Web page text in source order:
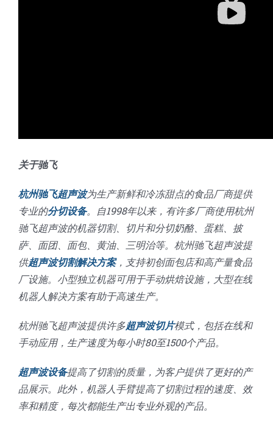
关于驰飞
杭州驰飞超声波为生产新鲜和冷冻甜点的食品厂商提供
专业的分切设备。自1998年以来，有许多厂商使用杭州
驰飞超声波的机器切割、切片和分切奶酪、蛋糕、披
萨、面团、面包、黄油、三明治等。杭州驰飞超声波提
供超声波切割解决方案，支持初创面包店和高产量食品
厂设施。小型独立机器可用于手动烘焙设施，大型在线
机器人解决方案有助于高速生产。
杭州驰飞超声波提供许多超声波切片模式，包括在线和
手动应用，生产速度为每小时80至1500个产品。
超声波设备提高了切割的质量，为客户提供了更好的产
品展示。此外，机器人手臂提高了切割过程的速度、效
率和精度，每次都能生产出专业外观的产品。